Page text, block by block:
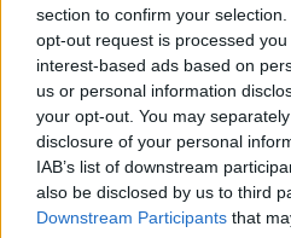
section to confirm your
opt-out request is processed
interest-based ads based on
us or personal information
your opt-out. You may
disclosure of your personal
IAB’s list of downstream
also be disclosed by us to third
Downstream Participants that
Σήμερα το κρίσιμο
Μαξίμου για τη
Πώς μπορείτε να
- Οι 3 κινήσεις που